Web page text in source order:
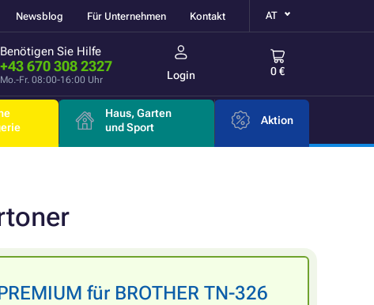
Newsblog Für Unternehmen Kontakt AT
Benötigen Sie Hilfe
+43 670 308 2327
Mo.-Fr. 08:00-16:00 Uhr Login 0 €
Haus, Garten
und Sport
Aktion
für BROTHER TN-326